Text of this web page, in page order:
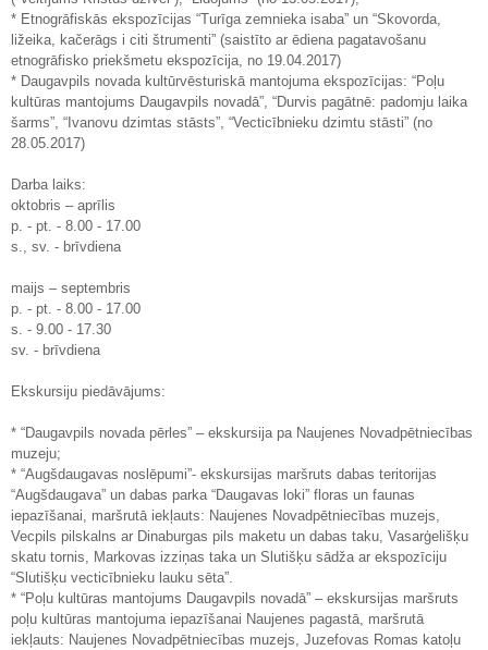
* Etnogrāfiskās ekspozīcijas “Turīga zemnieka isaba” un “Skovorda,
ližeika, kačerāgs i citi štrumenti” (saistīto ar ēdiena pagatavošanu
etnogrāfisko priekšmetu ekspozīcija, no 19.04.2017)
* Daugavpils novada kultūrvēsturiskā mantojuma ekspozīcijas: “Poļu
kultūras mantojums Daugavpils novadā”, “Durvis pagātnē: padomju laika
šarms”, “Ivanovu dzimtas stāsts”, “Vecticībnieku dzimtu stāsti” (no
28.05.2017)
Darba laiks:
oktobris – aprīlis
p. - pt. - 8.00 - 17.00
s., sv. - brīvdiena
maijs – septembris
p. - pt. - 8.00 - 17.00
s. - 9.00 - 17.30
sv. - brīvdiena
Ekskursiju piedāvājums:
* “Daugavpils novada pērles” – ekskursija pa Naujenes Novadpētniecības
muzeju;
* “Augšdaugavas noslēpumi”- ekskursijas maršruts dabas teritorijas
“Augšdaugava” un dabas parka “Daugavas loki” floras un faunas
iepazīšanai, maršrutā iekļauts: Naujenes Novadpētniecības muzejs,
Vecpils pilskalns ar Dinaburgas pils maketu un dabas taku, Vasarģelišķu
skatu tornis, Markovas izziņas taka un Slutišķu sādža ar ekspozīciju
“Slutišķu vecticībnieku lauku sēta”.
* “Poļu kultūras mantojums Daugavpils novadā” – ekskursijas maršruts
poļu kultūras mantojuma iepazīšanai Naujenes pagastā, maršrutā
iekļauts: Naujenes Novadpētniecības muzejs, Juzefovas Romas katoļu